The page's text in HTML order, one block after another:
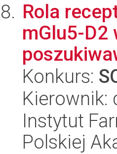
Rola
mGlu5-D2
Konkurs:
Kierownik:
Instytut
Polskiej